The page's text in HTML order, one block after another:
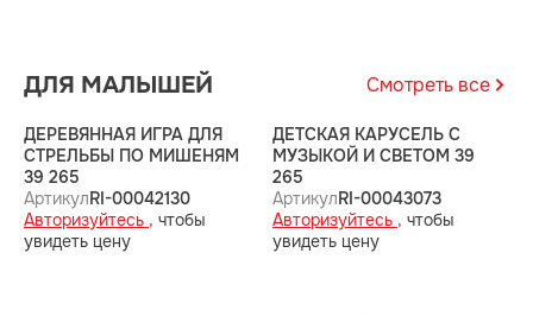
ДЛЯ МАЛЫШЕЙ Смотреть все
ДЕРЕВЯННАЯ ИГРА ДЛЯ
СТРЕЛЬБЫ ПО МИШЕНЯМ
39 265
АртикулRI-00042130
Авторизуйтесь , чтобы
увидеть цену
ДЕТСКАЯ КАРУСЕЛЬ С
МУЗЫКОЙ И СВЕТОМ 39
265
АртикулRI-00043073
Авторизуйтесь , чтобы
увидеть цену